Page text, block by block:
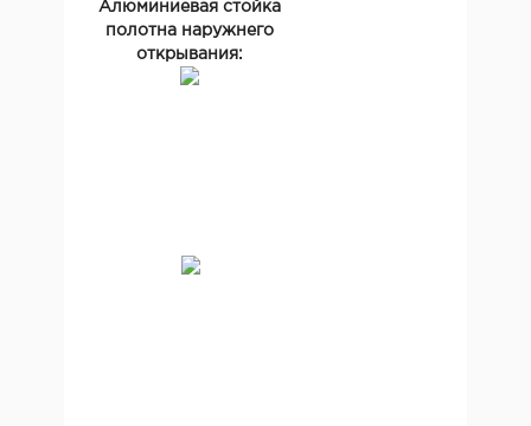
Алюминиевая стойка
полотна наружнего
открывания: